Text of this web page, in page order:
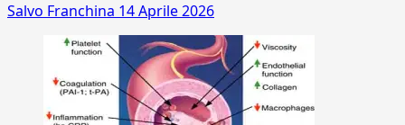
Salvo Franchina 14 Aprile 2026